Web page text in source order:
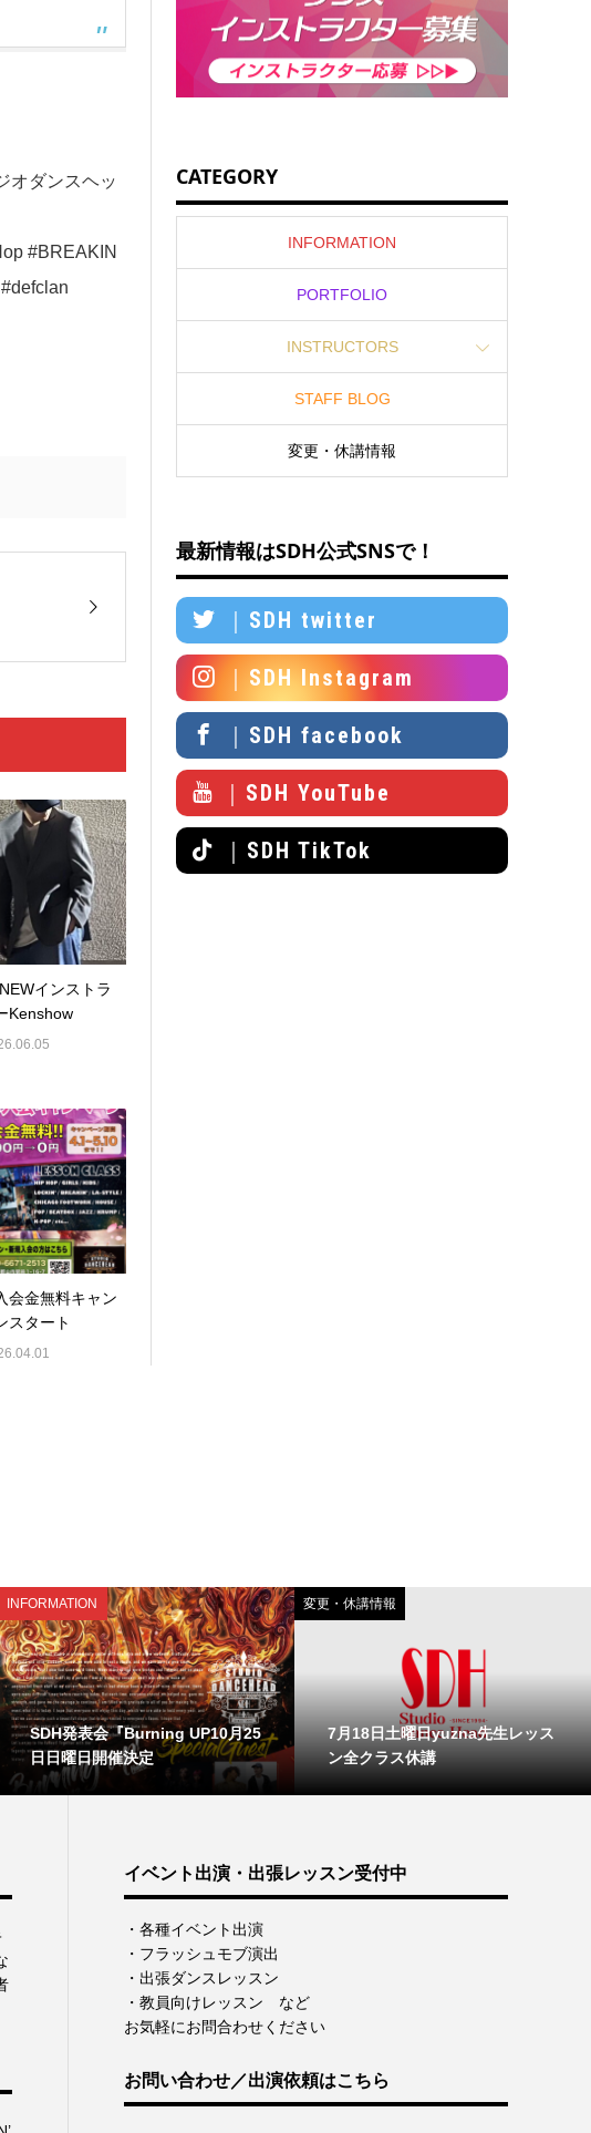
オダンスヘッ
#BREAKIN
インストラ
Kenshow
会金無料キャン
スタート
CATEGORY
INFORMATION
PORTFOLIO
INSTRUCTORS
STAFF BLOG
変更・休講情報
最新情報はSDH公式SNSで！
｜SDH twitter
｜SDH Instagram
｜SDH facebook
｜SDH YouTube
｜SDH TikTok
INFORMATION
SDH発表会『Burning UP10月25
日日曜日開催決定
変更・休講情報
7月18日土曜日yuzna先生レッス
ン全クラス休講
イベント出演・出張レッスン受付中
・各種イベント出演
・フラッシュモブ演出
・出張ダンスレッスン
・教員向けレッスン など
お気軽にお問合わせください
お問い合わせ／出演依頼はこちら